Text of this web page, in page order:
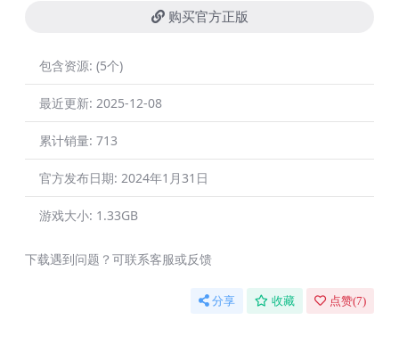
购买官方正版
包含资源: (5个)
最近更新: 2025-12-08
累计销量: 713
官方发布日期: 2024年1月31日
游戏大小: 1.33GB
下载遇到问题？可联系客服或反馈
分享 收藏 点赞(7)